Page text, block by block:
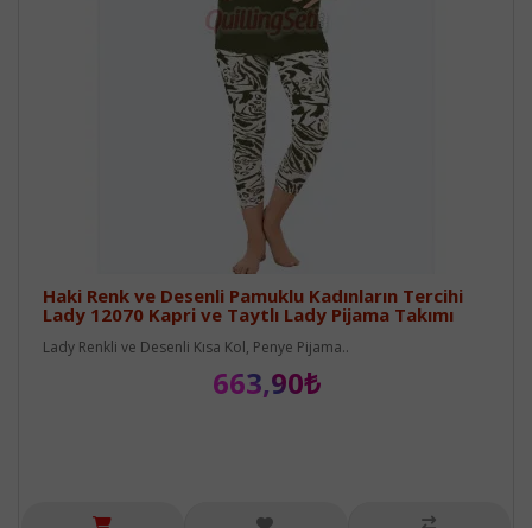
Haki Renk ve Desenli Pamuklu Kadınların Tercihi
Lady 12070 Kapri ve Taytlı Lady Pijama Takımı
Lady Renkli ve Desenli Kısa Kol, Penye Pijama..
663,90₺